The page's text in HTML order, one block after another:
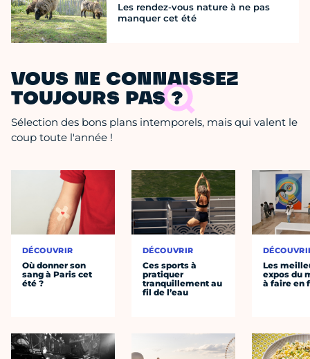
Les rendez-vous nature à ne pas
manquer cet été
VOUS NE CONNAISSEZ
TOUJOURS PAS ?
Sélection des bons plans intemporels, mais qui valent le
coup toute l'année !
DÉCOUVRIR
Où donner son
sang à Paris cet
été ?
DÉCOUVRIR
Ces sports à
pratiquer
tranquillement au
fil de l’eau
Les
expos du
à faire en